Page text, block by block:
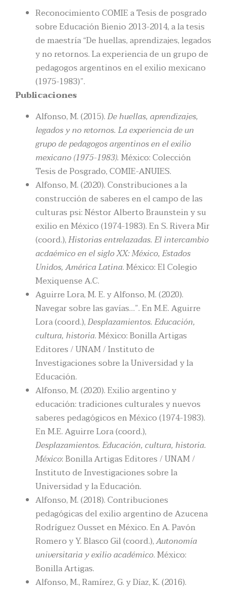
Reconocimiento COMIE a Tesis de posgrado
sobre Educación Bienio 2013-2014, a la tesis
de maestría “De huellas, aprendizajes, legados
y no retornos. La experiencia de un grupo de
pedagogos argentinos en el exilio mexicano
(1975-1983)”.
Publicaciones
Alfonso, M. (2015).De huellas, aprendizajes,
legados y no retornos. La experiencia de un
grupo de pedagogos argentinos en el exilio
mexicano (1975-1983).México: Colección
Tesis de Posgrado, COMIE-ANUIES.
Alfonso, M. (2020). Constribuciones a la
construcción de saberes en el campo de las
culturas psi: Néstor Alberto Braunstein y su
exilio en México (1974-1983). En S. Rivera Mir
(coord.),Historias entrelazadas. El intercambio
acdaémico en el siglo XX: México, Estados
Unidos, América Latina. México: El Colegio
Mexiquense A.C.
Aguirre Lora, M. E. y Alfonso, M. (2020).
Navegar sobre las gavías…”. En M.E. Aguirre
Lora (coord.),Desplazamientos. Educación,
cultura, historia. México: Bonilla Artigas
Editores / UNAM / Instituto de
Investigaciones sobre la Universidad y la
Educación.
Alfonso, M. (2020). Exilio argentino y
educación: tradiciones culturales y nuevos
saberes pedagógicos en México (1974-1983).
En M.E. Aguirre Lora (coord.),
Desplazamientos. Educación, cultura, historia.
México: Bonilla Artigas Editores / UNAM /
Instituto de Investigaciones sobre la
Universidad y la Educación.
Alfonso, M. (2018). Contribuciones
pedagógicas del exilio argentino de Azucena
Rodríguez Ousset en México. En A. Pavón
Romero y Y. Blasco Gil (coord.),Autonomía
universitaria y exilio académico. México:
Bonilla Artigas.
Alfonso, M., Ramírez, G. y Díaz, K. (2016).